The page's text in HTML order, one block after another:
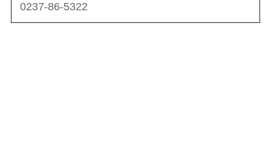
0237-86-5322